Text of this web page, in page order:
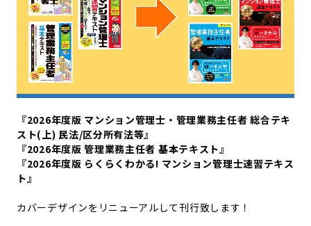
『2026年度版 マンション管理士・管理業務主任者 総合テキ
スト(上) 民法/区分所有法等』
『2026年度版 管理業務主任者 基本テキスト』
『2026年度版 らくらくわかる! マンション管理士速習テキス
ト』
カバーデザインをリニューアルして刊行致します！